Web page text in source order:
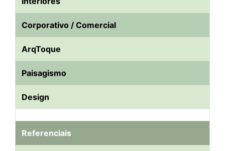
Corporativo / Comercial
ArqToque
Paisagismo
Design
Referenciais